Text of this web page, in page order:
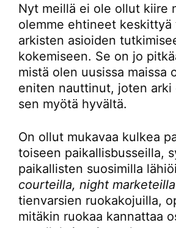
Nyt meillä ei ole ollut kiire
olemme ehtineet keskittyä
arkisten asioiden
kokemiseen. Se on jo
mistä olen uusissa maissa
eniten nauttinut, joten
sen myötä hyvältä.
On ollut mukavaa kulkea
toiseen paikallisbusseilla,
paikallisten suosimilla
courteilla, night marketeilla
tienvarsien ruokakojuilla,
mitäkin ruokaa kannattaa